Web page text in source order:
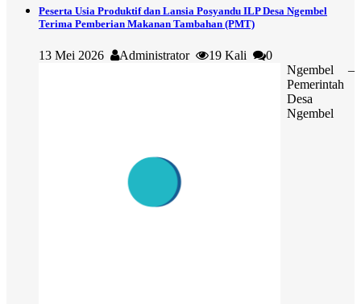
Peserta Usia Produktif dan Lansia Posyandu ILP Desa Ngembel
Terima Pemberian Makanan Tambahan (PMT)
13 Mei 2026 Administrator 19 Kali
0
Ngembel –
Pemerintah
Desa
Ngembel